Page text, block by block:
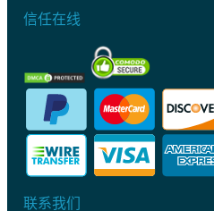
信任在线
联系我们